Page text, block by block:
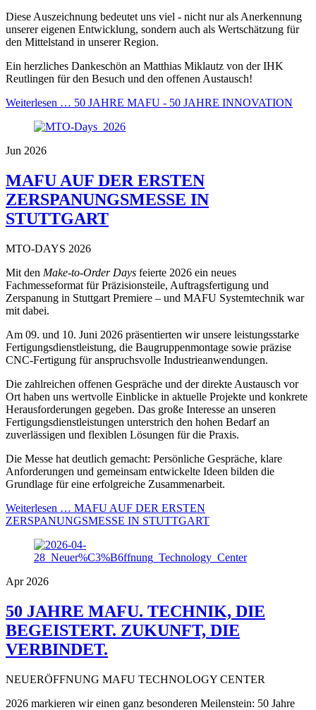
Diese Auszeichnung bedeutet uns viel - nicht nur als Anerkennung
unserer eigenen Entwicklung, sondern auch als Wertschätzung für
den Mittelstand in unserer Region.
Ein herzliches Dankeschön an Matthias Miklautz von der IHK
Reutlingen für den Besuch und den offenen Austausch!
Weiterlesen … 50 JAHRE MAFU - 50 JAHRE INNOVATION
Jun 2026
MAFU AUF DER ERSTEN
ZERSPANUNGSMESSE IN
STUTTGART
MTO-DAYS 2026
Mit den Make-to-Order Days feierte 2026 ein neues
Fachmesseformat für Präzisionsteile, Auftragsfertigung und
Zerspanung in Stuttgart Premiere – und MAFU Systemtechnik war
mit dabei.
Am 09. und 10. Juni 2026 präsentierten wir unsere leistungsstarke
Fertigungsdienstleistung, die Baugruppenmontage sowie präzise
CNC-Fertigung für anspruchsvolle Industrieanwendungen.
Die zahlreichen offenen Gespräche und der direkte Austausch vor
Ort haben uns wertvolle Einblicke in aktuelle Projekte und konkrete
Herausforderungen gegeben. Das große Interesse an unseren
Fertigungsdienstleistungen unterstrich den hohen Bedarf an
zuverlässigen und flexiblen Lösungen für die Praxis.
Die Messe hat deutlich gemacht: Persönliche Gespräche, klare
Anforderungen und gemeinsam entwickelte Ideen bilden die
Grundlage für eine erfolgreiche Zusammenarbeit.
Weiterlesen … MAFU AUF DER ERSTEN
ZERSPANUNGSMESSE IN STUTTGART
Apr 2026
50 JAHRE MAFU. TECHNIK, DIE
BEGEISTERT. ZUKUNFT, DIE
VERBINDET.
NEUERÖFFNUNG MAFU TECHNOLOGY CENTER
2026 markieren wir einen ganz besonderen Meilenstein: 50 Jahre